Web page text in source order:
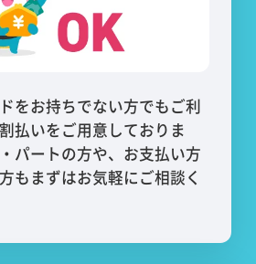
をお持ちでない方でもご利
払いをご用意しておりま
パートの方や、お支払い方
もまずはお気軽にご相談く